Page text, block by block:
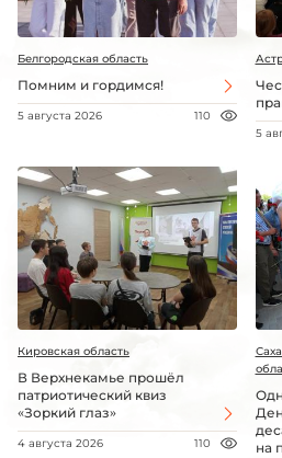
Белгородская область
Помним и гордимся!
5 августа 2026 110
5
Кировская область
В Верхнекамье прошёл
патриотический квиз
«Зоркий глаз»
4 августа 2026 110
на